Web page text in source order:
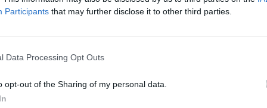
Participants that may further disclose it to other third parties.
Data Processing Opt Outs
opt-out of the Sharing of my personal data.